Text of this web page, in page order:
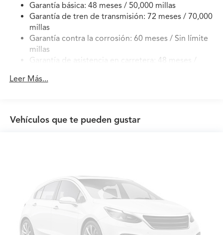
Multi-Link Rear Suspension w/Coil Springs
4-Wheel Disc Brakes w/4-Wheel ABS, Front Vented
Discs, Brake Assist, Hill Descent Control, Hill Hold
Control and Electric Parking Brake
Brake Actuated Limited Slip Differential
Garantía básica: 48 meses / 50,000 millas
Garantía de tren de transmisión: 72 meses / 70,000
millas
Garantía contra la corrosión: 60 meses / Sin límite
millas
Garantía de asistencia en carretera: 48 meses /
Garantía de mantenimiento: 12 meses / 12,000
Leer Más...
Vehículos que te pueden gustar